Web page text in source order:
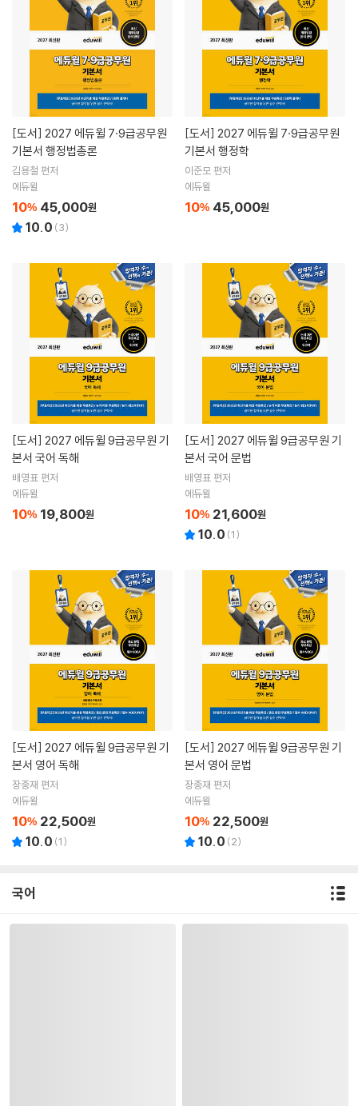
[도서]
기본서 행정법총론
김용철 편저
에듀윌
10% 45,000원
10.0 (3)
[도서]
기본서 행정학
이준모 편저
에듀윌
10% 45,000원
[도서]
본서 국어 독해
배영표 편저
에듀윌
10% 19,800원
[도서]
본서 국어 문법
배영표 편저
에듀윌
10% 21,600원
10.0 (1)
[도서]
본서 영어 독해
장종재 편저
에듀윌
10% 22,500원
10.0 (1)
[도서]
본서 영어 문법
장종재 편저
에듀윌
10% 22,500원
10.0 (2)
국어